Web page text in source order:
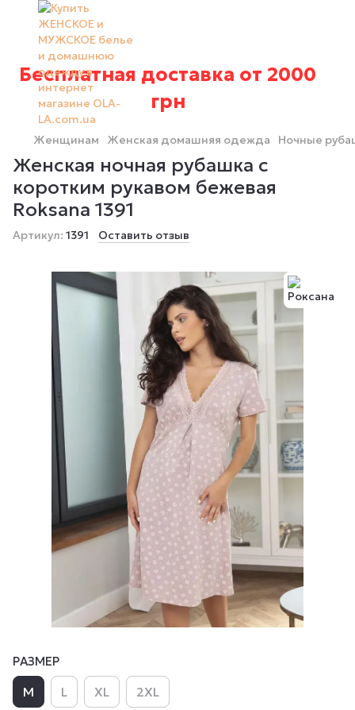
Бесплатная доставка от 2000
грн
Женщинам Женская домашняя одежда Ночные
Женская ночная рубашка с
коротким рукавом бежевая
Roksana 1391
Артикул: 1391 Оставить отзыв
РАЗМЕР
M L XL 2XL